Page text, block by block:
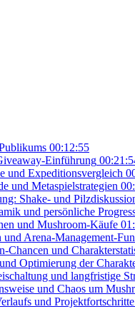
00:12:55
Einführung
und Expeditionsvergleich
und Metaspielstrategien
Shake- und
und persönliche
und Mushroom-Käufe
Arena-Management-
Chancen und
Optimierung der
und langfristige
und Chaos um
und Projektfortschritte